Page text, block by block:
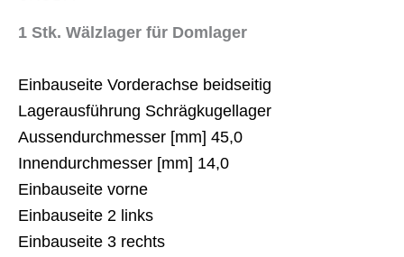
1 Stk. Wälzlager für Domlager
Einbauseite Vorderachse beidseitig
Lagerausführung Schrägkugellager
Aussendurchmesser [mm] 45,0
Innendurchmesser [mm] 14,0
Einbauseite vorne
Einbauseite 2 links
Einbauseite 3 rechts